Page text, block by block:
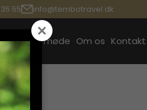
55 info@tembotravel.dk
Book møde Om os Kontakt